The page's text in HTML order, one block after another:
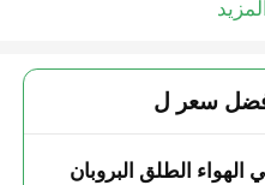
سعر ل
الهواء الطلق البروبان